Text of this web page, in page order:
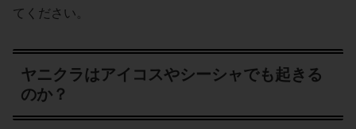
てください。
ヤニクラはアイコスやシーシャでも起きる
のか？